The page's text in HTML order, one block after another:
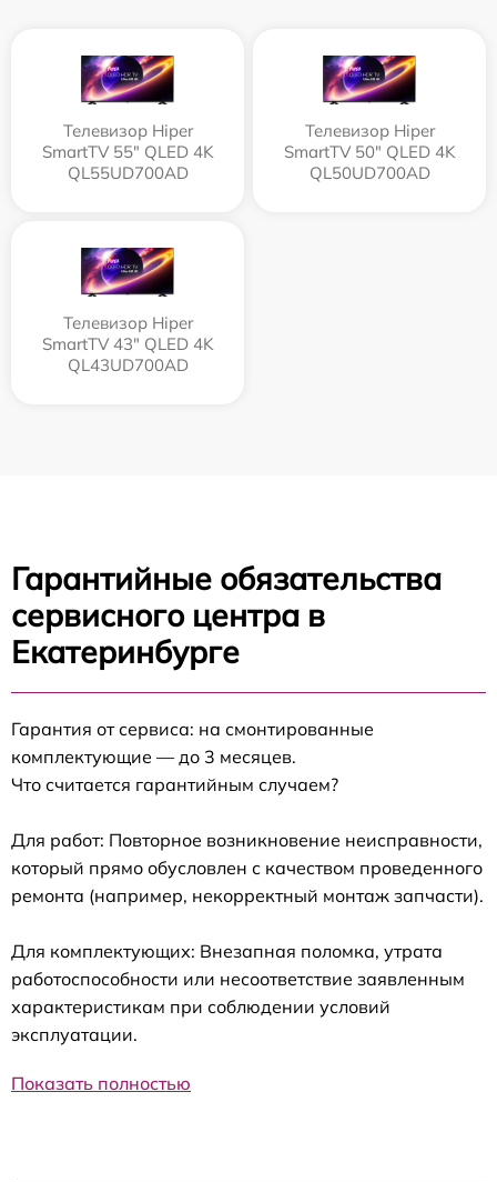
Телевизор Hiper
SmartTV 55" QLED 4K
QL55UD700AD
Телевизор Hiper
SmartTV 50" QLED 4K
QL50UD700AD
Телевизор Hiper
SmartTV 43" QLED 4K
QL43UD700AD
Гарантийные обязательства
сервисного центра в
Екатеринбурге
Гарантия от сервиса: на смонтированные
комплектующие — до 3 месяцев.
Что считается гарантийным случаем?
Для работ: Повторное возникновение неисправности,
который прямо обусловлен с качеством проведенного
ремонта (например, некорректный монтаж запчасти).
Для комплектующих: Внезапная поломка, утрата
работоспособности или несоответствие заявленным
характеристикам при соблюдении условий
эксплуатации.
Показать полностью